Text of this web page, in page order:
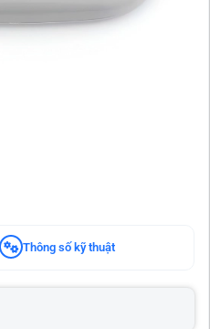
Thông số kỹ thuật